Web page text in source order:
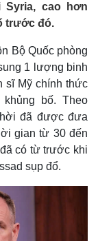
tiết
cao hơn
trước đó.
Bộ Quốc phòng
1 lượng binh
sĩ Mỹ chính thức
bố. Theo
đã được đưa
gian từ 30 đến
có từ trước khi
sụp đổ.